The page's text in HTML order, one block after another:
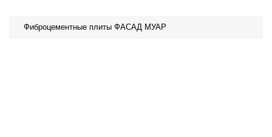
Фиброцементные плиты ФАСАД МУАР